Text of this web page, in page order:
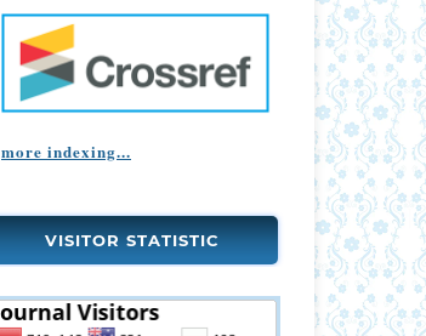
more indexing...
VISITOR STATISTIC